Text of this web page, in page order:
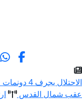
الاحتلال يجرف 4 دونمات في بتير غرب بيت لحم ويقتلع 80 شتلة زيتون ولوزيات
عقب شمال القدس